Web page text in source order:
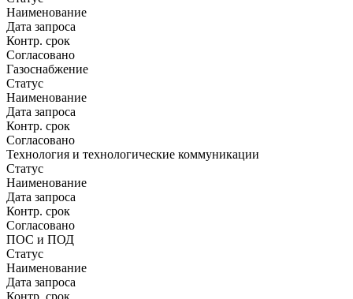
Наименование
Дата запроса
Контр. срок
Согласовано
Газоснабжение
Статус
Наименование
Дата запроса
Контр. срок
Согласовано
Технология и технологические коммуникации
Статус
Наименование
Дата запроса
Контр. срок
Согласовано
ПОС и ПОД
Статус
Наименование
Дата запроса
Контр. срок